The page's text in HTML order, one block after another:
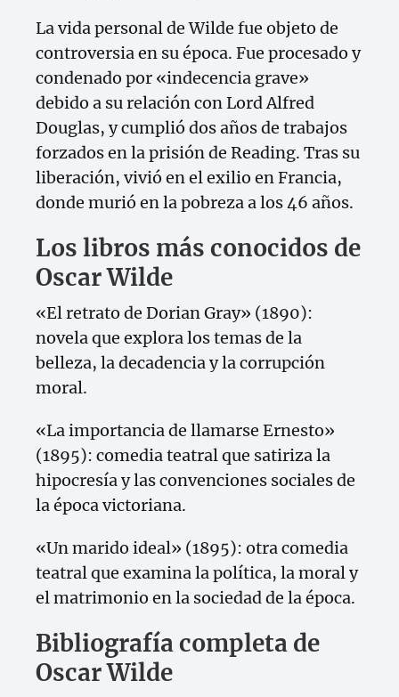
La vida personal de Wilde fue objeto de
controversia en su época. Fue procesado y
condenado por «indecencia grave»
debido a su relación con Lord Alfred
Douglas, y cumplió dos años de trabajos
forzados en la prisión de Reading. Tras su
liberación, vivió en el exilio en Francia,
donde murió en la pobreza a los 46 años.
Los libros más conocidos de
Oscar Wilde
«El retrato de Dorian Gray» (1890):
novela que explora los temas de la
belleza, la decadencia y la corrupción
moral.
«La importancia de llamarse Ernesto»
(1895): comedia teatral que satiriza la
hipocresía y las convenciones sociales de
la época victoriana.
«Un marido ideal» (1895): otra comedia
teatral que examina la política, la moral y
el matrimonio en la sociedad de la época.
Bibliografía completa de
Oscar Wilde